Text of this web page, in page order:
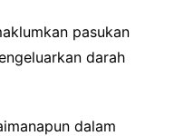
pasukan
darah
dalam